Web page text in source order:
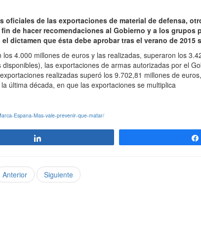
de las exportaciones de material de defensa,
de hacer recomendaciones al Gobierno y a los grupos
dictamen que ésta debe aprobar tras el verano de 2015
4.000 millones de euros y las realizadas, superaron los
las exportaciones de armas autorizadas por el
realizadas superó los 9.702,81 millones de
última década, en que las exportaciones se multiplica
Espana-Mas-vale-prevenir-que-matar/
Anterior Siguiente